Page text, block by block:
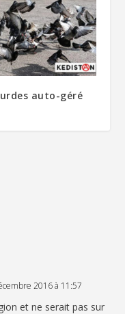
auto-géré
2016 à 11:57
et ne serait pas sur